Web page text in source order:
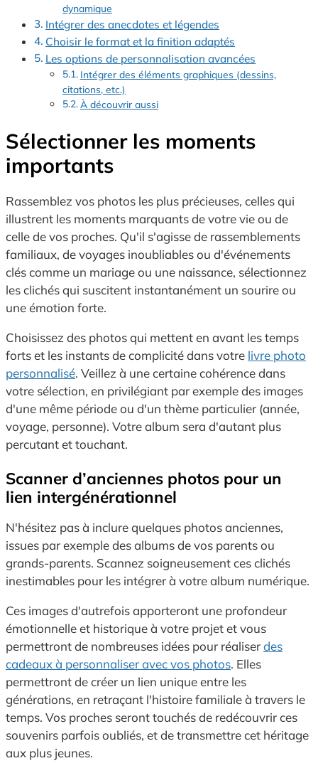
dynamique
Intégrer des anecdotes et légendes
Choisir le format et la finition adaptés
Les options de personnalisation avancées
Intégrer des éléments graphiques (dessins,
citations, etc.)
À découvrir aussi
Sélectionner les moments
importants
Rassemblez vos photos les plus précieuses, celles qui
illustrent les moments marquants de votre vie ou de
celle de vos proches. Qu'il s'agisse de rassemblements
familiaux, de voyages inoubliables ou d'événements
clés comme un mariage ou une naissance, sélectionnez
les clichés qui suscitent instantanément un sourire ou
une émotion forte.
Choisissez des photos qui mettent en avant les temps
forts et les instants de complicité dans votre livre photo
personnalisé. Veillez à une certaine cohérence dans
votre sélection, en privilégiant par exemple des images
d'une même période ou d'un thème particulier (année,
voyage, personne). Votre album sera d'autant plus
percutant et touchant.
Scanner d’anciennes photos pour un
lien intergénérationnel
N'hésitez pas à inclure quelques photos anciennes,
issues par exemple des albums de vos parents ou
grands-parents. Scannez soigneusement ces clichés
inestimables pour les intégrer à votre album numérique.
Ces images d'autrefois apporteront une profondeur
émotionnelle et historique à votre projet et vous
permettront de nombreuses idées pour réaliserdes
cadeaux à personnaliser avec vos photos. Elles
permettront de créer un lien unique entre les
générations, en retraçant l'histoire familiale à travers le
temps. Vos proches seront touchés de redécouvrir ces
souvenirs parfois oubliés, et de transmettre cet héritage
aux plus jeunes.